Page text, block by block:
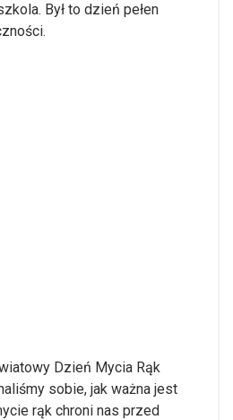
Był to dzień pełen
Dzień Mycia Rąk
sobie, jak ważna jest
rąk chroni nas przed